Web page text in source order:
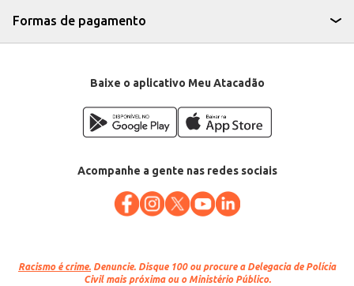
Formas de pagamento
Baixe o aplicativo Meu Atacadão
Acompanhe a gente nas redes sociais
Racismo é crime. Denuncie. Disque 100 ou procure a Delegacia de Polícia
Civil mais próxima ou o Ministério Público.